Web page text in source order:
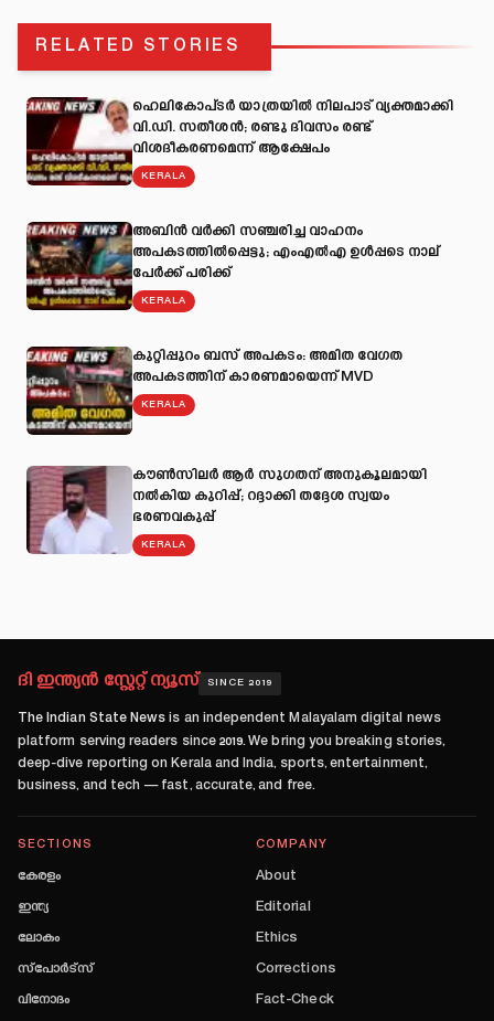
RELATED STORIES
ഹെലികോപ്ടർ യാത്രയിൽ നിലപാട് വ്യക്തമാക്കി
വി.ഡി. സതീശൻ; രണ്ടു ദിവസം രണ്ട്
വിശദീകരണമെന്ന് ആക്ഷേപം
KERALA
അബിന്‍ വര്‍ക്കി സഞ്ചരിച്ച വാഹനം
അപകടത്തില്‍പ്പെട്ടു; എംഎല്‍എ ഉള്‍പ്പടെ നാല്
പേര്‍ക്ക് പരിക്ക്
KERALA
കുറ്റിപ്പുറം ബസ് അപകടം: അമിത വേഗത
അപകടത്തിന് കാരണമായെന്ന് MVD
KERALA
കൗൺസിലർ ആർ സുഗതന് അനുകൂലമായി
നല്‍കിയ കുറിപ്പ്; റദ്ദാക്കി തദ്ദേശ സ്വയം
ഭരണവകുപ്പ്
KERALA
ദി ഇന്ത്യൻ സ്റ്റേറ്റ് ന്യൂസ് SINCE 2019
The Indian State News is an independent Malayalam digital news
platform serving readers since 2019. We bring you breaking stories,
deep-dive reporting on Kerala and India, sports, entertainment,
business, and tech — fast, accurate, and free.
SECTIONS
കേരളം
ഇന്ത്യ
ലോകം
സ്പോർട്സ്
വിനോദം
COMPANY
About
Editorial
Ethics
Corrections
Fact-Check